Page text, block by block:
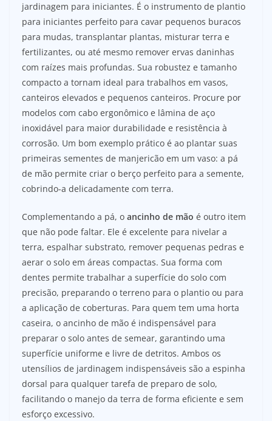
jardinagem para iniciantes. É o instrumento de plantio
para iniciantes perfeito para cavar pequenos buracos
para mudas, transplantar plantas, misturar terra e
fertilizantes, ou até mesmo remover ervas daninhas
com raízes mais profundas. Sua robustez e tamanho
compacto a tornam ideal para trabalhos em vasos,
canteiros elevados e pequenos canteiros. Procure por
modelos com cabo ergonômico e lâmina de aço
inoxidável para maior durabilidade e resistência à
corrosão. Um bom exemplo prático é ao plantar suas
primeiras sementes de manjericão em um vaso: a pá
de mão permite criar o berço perfeito para a semente,
cobrindo-a delicadamente com terra.
Complementando a pá, o ancinho de mão é outro item
que não pode faltar. Ele é excelente para nivelar a
terra, espalhar substrato, remover pequenas pedras e
aerar o solo em áreas compactas. Sua forma com
dentes permite trabalhar a superfície do solo com
precisão, preparando o terreno para o plantio ou para
a aplicação de coberturas. Para quem tem uma horta
caseira, o ancinho de mão é indispensável para
preparar o solo antes de semear, garantindo uma
superfície uniforme e livre de detritos. Ambos os
utensílios de jardinagem indispensáveis são a espinha
dorsal para qualquer tarefa de preparo de solo,
facilitando o manejo da terra de forma eficiente e sem
esforço excessivo.